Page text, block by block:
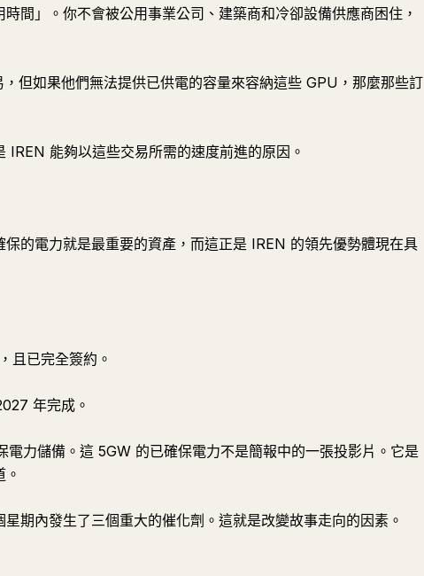
間」。你不會被公用事業公司、建築商和冷卻設備供應商困住，
但如果他們無法提供已供電的容量來容納這些 GPU，那麼那些訂
IREN 能夠以這些交易所需的速度前進的原因。
的電力就是最重要的資產，而這正是 IREN 的領先優勢體現在具
已完全簽約。
年完成。
力儲備。這 5GW 的已確保電力不是簡報中的一張投影片。它是
期內發生了三個重大的催化劑。這就是改變故事走向的因素。